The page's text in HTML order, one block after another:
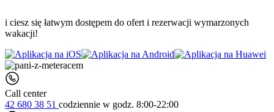
i ciesz się łatwym dostępem do ofert i rezerwacji wymarzonych
wakacji!
Call center
42 680 38 51 codziennie w godz. 8:00-22:00